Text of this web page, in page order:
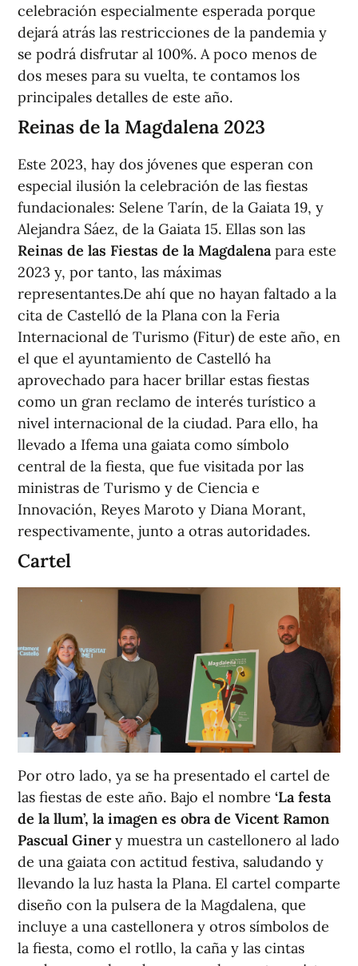
celebración especialmente esperada porque
dejará atrás las restricciones de la pandemia y
se podrá disfrutar al 100%. A poco menos de
dos meses para su vuelta, te contamos los
principales detalles de este año.
Reinas de la Magdalena 2023
Este 2023, hay dos jóvenes que esperan con
especial ilusión la celebración de las fiestas
fundacionales: Selene Tarín, de la Gaiata 19, y
Alejandra Sáez, de la Gaiata 15. Ellas son las
Reinas de las Fiestas de la Magdalena para este
2023 y, por tanto, las máximas
representantes.De ahí que no hayan faltado a la
cita de Castelló de la Plana con la Feria
Internacional de Turismo (Fitur) de este año, en
el que el ayuntamiento de Castelló ha
aprovechado para hacer brillar estas fiestas
como un gran reclamo de interés turístico a
nivel internacional de la ciudad. Para ello, ha
llevado a Ifema una gaiata como símbolo
central de la fiesta, que fue visitada por las
ministras de Turismo y de Ciencia e
Innovación, Reyes Maroto y Diana Morant,
respectivamente, junto a otras autoridades.
Cartel
Por otro lado, ya se ha presentado el cartel de
las fiestas de este año. Bajo el nombre ‘La festa
de la llum’, la imagen es obra de Vicent Ramon
Pascual Ginery muestra un castellonero al lado
de una gaiata con actitud festiva, saludando y
llevando la luz hasta la Plana. El cartel comparte
diseño con la pulsera de la Magdalena, que
incluye a una castellonera y otros símbolos de
la fiesta, como el rotllo, la caña y las cintas